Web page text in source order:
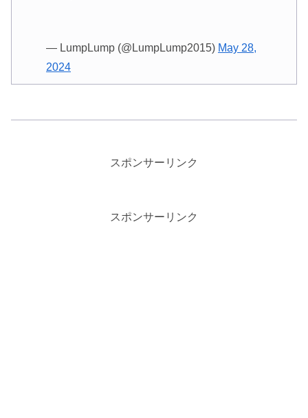
— LumpLump (@LumpLump2015) May 28,
2024
スポンサーリンク
スポンサーリンク